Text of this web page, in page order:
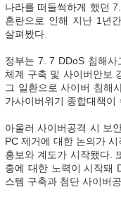
나라를 떠들썩하게 했던
혼란으로 인해 지난 1년
살펴봤다.
정부는 7. 7 DDoS 침해
체계 구축 및 사이버안보
그 일환으로 사이버 침해
가사이버위기 종합대책
아울러 사이버공격 시 보
PC 제거에 대한 논의가 시
홍보와 계도가 시작됐다.
충에 대한 노력이 시작돼
스템 구축과 첨단 사이버